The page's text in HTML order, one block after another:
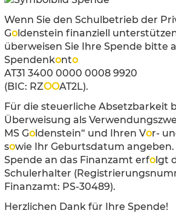
Wenn Sie den Schulbetrieb der
Goldenstein finanziell
überweisen Sie Ihre Spende bitte
Spendenkonto
AT31 3400 0000 0008 9920
(BIC: RZOOAT2L).
Für die steuerliche Absetzbarkeit
Überweisung als
MS Goldenstein“ und Ihren Vor-
sowie Ihr Geburtsdatum
Spende an das Finanzamt erfolgt
Schulerhalter
Finanzamt: PS-30489).
Herzlichen Dank für Ihre Spende!